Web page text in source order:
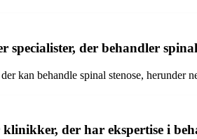
der behandler spinal
kan behandle spinal stenose,
der har ekspertise i